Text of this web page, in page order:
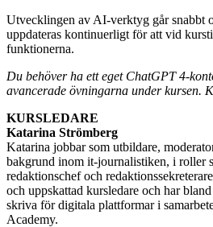
Utvecklingen av AI-verktyg går snabbt
uppdateras kontinuerligt för att vid
funktionerna.
Du behöver ha ett eget ChatGPT 4-
avancerade övningarna under kursen.
KURSLEDARE
Katarina Strömberg
Katarina jobbar som utbildare,
bakgrund inom it-journalistiken, i roller
redaktionschef och
och uppskattad kursledare och har
skriva för digitala plattformar i
Academy.